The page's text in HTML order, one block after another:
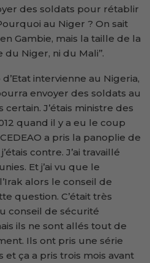
des soldats pour rétablir
au Niger ? On sait
Gambie, mais la taille de la
Niger, ni du Mali’’.
d’Etat intervienne au Nigeria,
envoyer des soldats au
certain. J’étais ministre des
quand il y a eu le coup
a pris la panoplie de
contre. J’ai travaillé
Et j’ai vu que le
alors le conseil de
question. C’était très
conseil de sécurité
ils ne sont allés tout de
Ils ont pris une série
et ça a pris trois mois avant